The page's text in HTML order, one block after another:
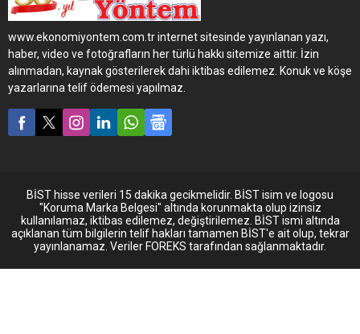
Karavanla fuarda ilgi odağı
oldu.
www.ekonomiyontem.com.tr internet sitesinde yayınlanan yazı,
haber, video ve fotoğrafların her türlü hakkı sitemize aittir. İzin
alınmadan, kaynak gösterilerek dahi iktibas edilemez. Konuk ve köşe
yazarlarına telif ödemesi yapılmaz.
BİST hisse verileri 15 dakika gecikmelidir. BİST isim ve logosu
"Koruma Marka Belgesi" altında korunmakta olup izinsiz
kullanılamaz, iktibas edilemez, değiştirilemez. BİST ismi altında
açıklanan tüm bilgilerin telif hakları tamamen BİST'e ait olup, tekrar
yayınlanamaz. Veriler FOREKS tarafından sağlanmaktadır.